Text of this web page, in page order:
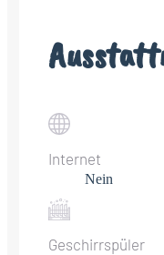
Internet
Nein
Geschirrspüler